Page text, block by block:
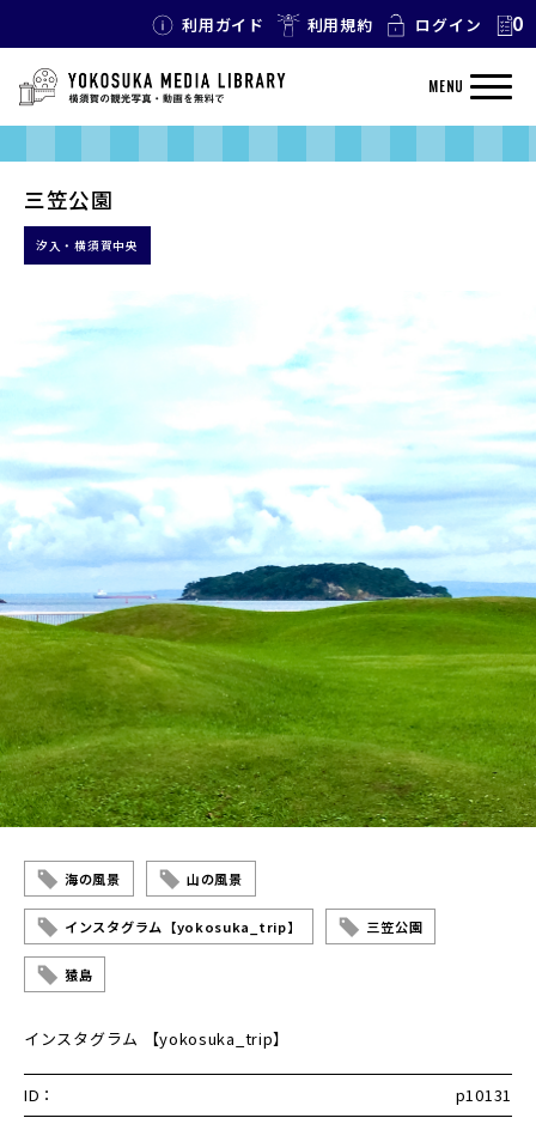
利用ガイド 利用規約 ログイン 0
MENU
三笠公園
汐入・横須賀中央
海の風景 山の風景
インスタグラム【yokosuka_trip】 三笠公園
猿島
インスタグラム 【yokosuka_trip】
ID：
p10131